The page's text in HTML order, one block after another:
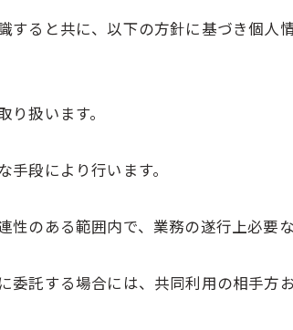
ると共に、以下の方針に基づき個人
扱います。
段により行います。
のある範囲内で、業務の遂行上必要
託する場合には、共同利用の相手方